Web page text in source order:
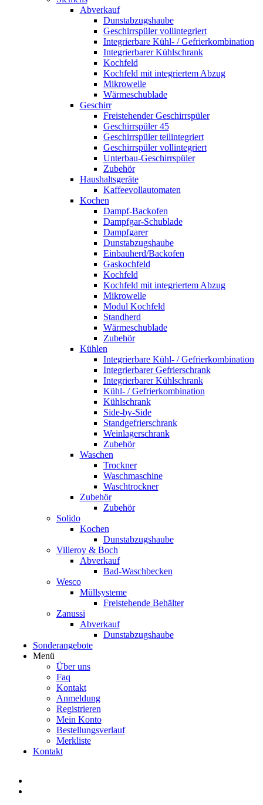
Abverkauf
Dunstabzugshaube
Geschirrspüler vollintegriert
Integrierbare Kühl- / Gefrierkombination
Integrierbarer Kühlschrank
Kochfeld
Kochfeld mit integriertem Abzug
Mikrowelle
Wärmeschublade
Geschirr
Freistehender Geschirrspüler
Geschirrspüler 45
Geschirrspüler teilintegriert
Geschirrspüler vollintegriert
Unterbau-Geschirrspüler
Zubehör
Haushaltsgeräte
Kaffeevollautomaten
Kochen
Dampf-Backofen
Dampfgar-Schublade
Dampfgarer
Dunstabzugshaube
Einbauherd/Backofen
Gaskochfeld
Kochfeld
Kochfeld mit integriertem Abzug
Mikrowelle
Modul Kochfeld
Standherd
Wärmeschublade
Zubehör
Kühlen
Integrierbare Kühl- / Gefrierkombination
Integrierbarer Gefrierschrank
Integrierbarer Kühlschrank
Kühl- / Gefrierkombination
Kühlschrank
Side-by-Side
Standgefrierschrank
Weinlagerschrank
Zubehör
Waschen
Trockner
Waschmaschine
Waschtrockner
Zubehör
Zubehör
Solido
Kochen
Dunstabzugshaube
Villeroy & Boch
Abverkauf
Bad-Waschbecken
Wesco
Müllsysteme
Freistehende Behälter
Zanussi
Abverkauf
Dunstabzugshaube
Sonderangebote
Menü
Über uns
Faq
Kontakt
Anmeldung
Registrieren
Mein Konto
Bestellungsverlauf
Merkliste
Kontakt